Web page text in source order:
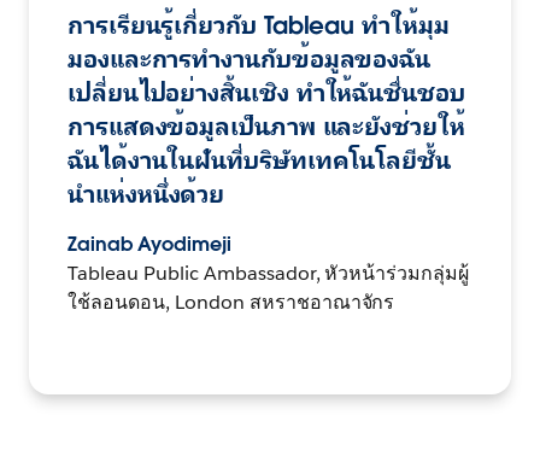
การเรียนรู้เกี่ยวกับ Tableau ทำให้มุม
มองและการทำงานกับข้อมูลของฉัน
เปลี่ยนไปอย่างสิ้นเชิง ทำให้ฉันชื่นชอบ
การแสดงข้อมูลเป็นภาพ และยังช่วยให้
ฉันได้งานในฝันที่บริษัทเทคโนโลยีชั้น
นำแห่งหนึ่งด้วย
Zainab Ayodimeji
Tableau Public Ambassador, หัวหน้าร่วมกลุ่มผู้
ใช้ลอนดอน, London สหราชอาณาจักร